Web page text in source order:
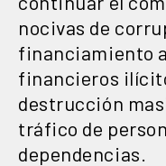
nocivas de
financiamiento
financieros
destrucción
tráfico de
dependencias.